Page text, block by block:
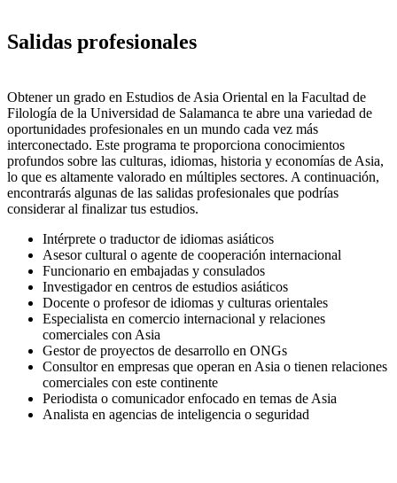
Salidas profesionales
Obtener un grado en Estudios de Asia Oriental en la Facultad de
Filología de la Universidad de Salamanca te abre una variedad de
oportunidades profesionales en un mundo cada vez más
interconectado. Este programa te proporciona conocimientos
profundos sobre las culturas, idiomas, historia y economías de Asia,
lo que es altamente valorado en múltiples sectores. A continuación,
encontrarás algunas de las salidas profesionales que podrías
considerar al finalizar tus estudios.
Intérprete o traductor de idiomas asiáticos
Asesor cultural o agente de cooperación internacional
Funcionario en embajadas y consulados
Investigador en centros de estudios asiáticos
Docente o profesor de idiomas y culturas orientales
Especialista en comercio internacional y relaciones
comerciales con Asia
Gestor de proyectos de desarrollo en ONGs
Consultor en empresas que operan en Asia o tienen relaciones
comerciales con este continente
Periodista o comunicador enfocado en temas de Asia
Analista en agencias de inteligencia o seguridad